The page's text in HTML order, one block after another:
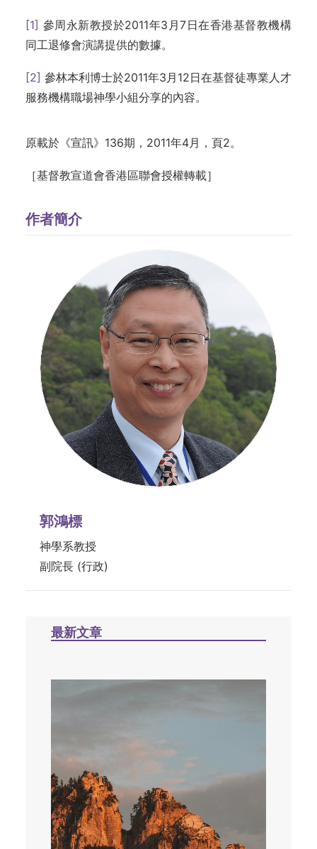
[1] 參周永新教授於2011年3月7日在香港基督教機構
同工退修會演講提供的數據。
[2] 參林本利博士於2011年3月12日在基督徒專業人才
服務機構職場神學小組分享的內容。
原載於《宣訊》136期，2011年4月，頁2。
［基督教宣道會香港區聯會授權轉載］
作者簡介
郭鴻標
神學系教授
副院長 (行政)
最新文章